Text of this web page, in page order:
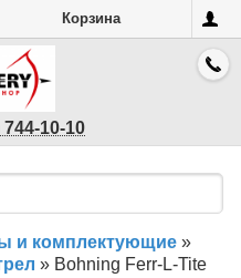
Корзина
744-10-10
и комплектующие »
» Bohning Ferr-L-Tite